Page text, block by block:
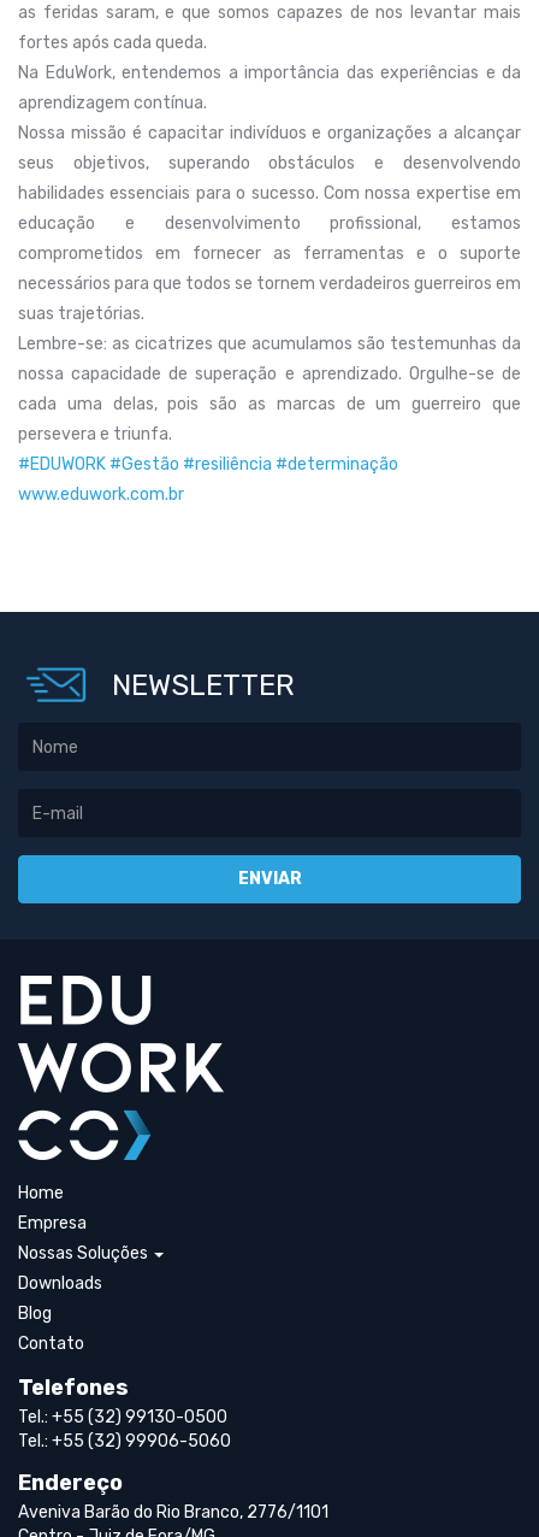
as feridas saram, e que somos capazes de nos levantar mais
fortes após cada queda.
Na EduWork, entendemos a importância das experiências e da
aprendizagem contínua.
Nossa missão é capacitar indivíduos e organizações a alcançar
seus objetivos, superando obstáculos e desenvolvendo
habilidades essenciais para o sucesso. Com nossa expertise em
educação e desenvolvimento profissional, estamos
comprometidos em fornecer as ferramentas e o suporte
necessários para que todos se tornem verdadeiros guerreiros em
suas trajetórias.
Lembre-se: as cicatrizes que acumulamos são testemunhas da
nossa capacidade de superação e aprendizado. Orgulhe-se de
cada uma delas, pois são as marcas de um guerreiro que
persevera e triunfa.
#EDUWORK #Gestão #resiliência #determinação
www.eduwork.com.br
NEWSLETTER
Home
Empresa
Nossas Soluções
Downloads
Blog
Contato
Telefones
Tel.: +55 (32) 99130-0500
Tel.: +55 (32) 99906-5060
Endereço
Aveniva Barão do Rio Branco, 2776/1101